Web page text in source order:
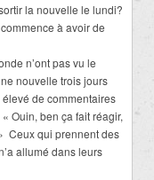
la nouvelle le lundi?
à avoir de
n’ont pas vu le
nouvelle trois jours
de commentaires
Ouin, ben ça fait réagir,
Ceux qui prennent des
allumé dans leurs